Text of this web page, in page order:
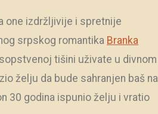
one izdržljivije i spretnije
srpskog romantika Branka
tišini uživate u divnom
želju da bude sahranjen baš na
30 godina ispunio želju i vratio